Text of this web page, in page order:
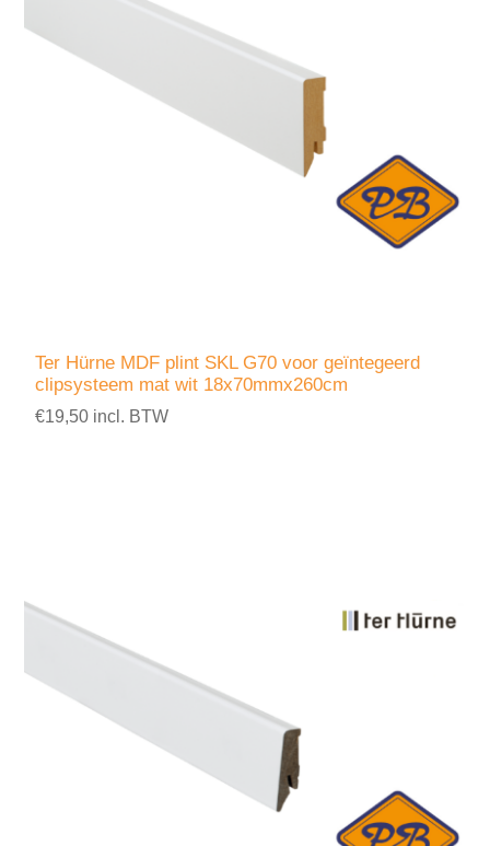
Ter Hürne MDF plint SKL G70 voor geïntegeerd
clipsysteem mat wit 18x70mmx260cm
€19,50 incl. BTW